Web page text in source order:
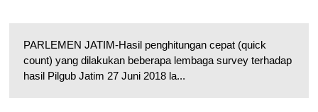
PARLEMEN JATIM-Hasil penghitungan cepat (quick
count) yang dilakukan beberapa lembaga survey terhadap
hasil Pilgub Jatim 27 Juni 2018 la...